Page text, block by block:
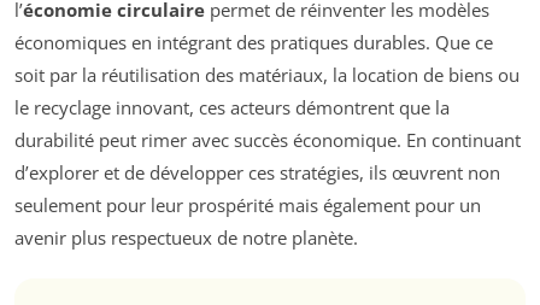
l’économie circulaire permet de réinventer les modèles
économiques en intégrant des pratiques durables. Que ce
soit par la réutilisation des matériaux, la location de biens ou
le recyclage innovant, ces acteurs démontrent que la
durabilité peut rimer avec succès économique. En continuant
d’explorer et de développer ces stratégies, ils œuvrent non
seulement pour leur prospérité mais également pour un
avenir plus respectueux de notre planète.